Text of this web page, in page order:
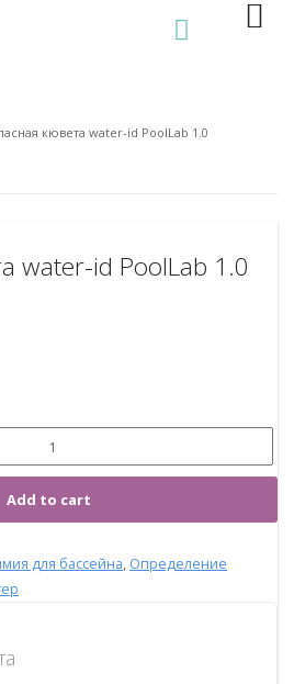
кювета water-id PoolLab 1.0
water-id PoolLab 1.0
Add to cart
для бассейна Определение